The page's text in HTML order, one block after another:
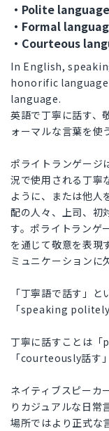
・Polite language
・Formal
・Courteous
In English,
honorific
language.
英語で丁寧に話す、
ォーマルな言葉を使
ポライトランゲージ
況で使用される丁寧
ように、または他人
配の人々、上司、初
す。ポライトランゲ
を通じて敬意を表現
ミュニケーションに
「丁寧語で話す」
「speaking politely
丁寧に話すことは
「courteously話す
ネイティブスピーカ
りカジュアルな日常
場所ではより正式な